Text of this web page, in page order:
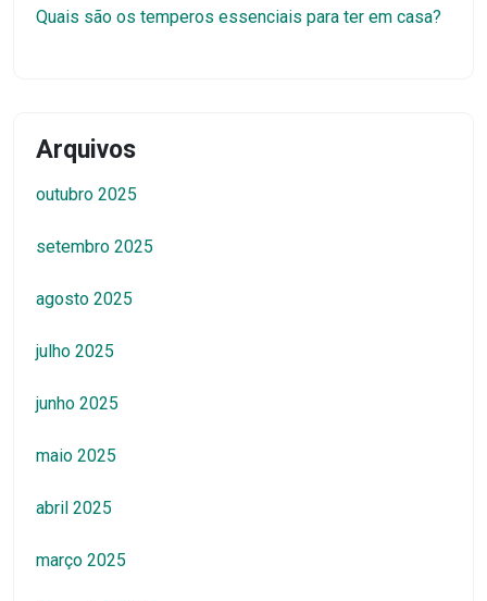
Quais são os temperos essenciais para ter em casa?
Arquivos
outubro 2025
setembro 2025
agosto 2025
julho 2025
junho 2025
maio 2025
abril 2025
março 2025